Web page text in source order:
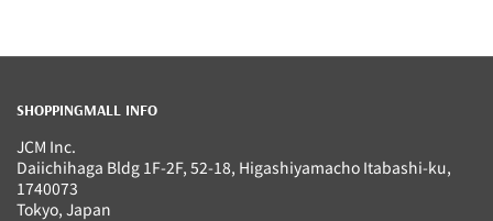
SHOPPINGMALL INFO
JCM Inc.
Daiichihaga Bldg 1F-2F, 52-18, Higashiyamacho Itabashi-ku,
1740073
Tokyo, Japan